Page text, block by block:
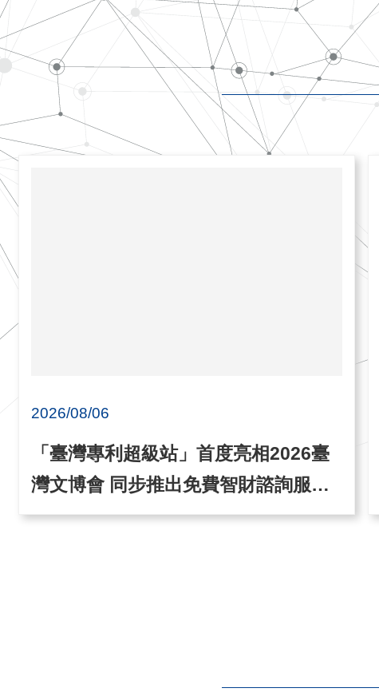
2026/08/06
「臺灣專利超級站」首度亮相2026臺
灣文博會 同步推出免費智財諮詢服務
與專題講座